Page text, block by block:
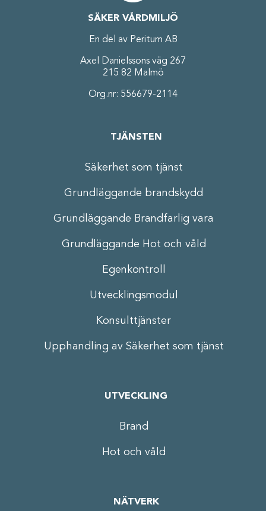
SÄKER VÅRDMILJÖ
En del av Peritum AB
Axel Danielssons väg 267
215 82 Malmö
Org.nr: 556679-2114
TJÄNSTEN
Säkerhet som tjänst
Grundläggande brandskydd
Grundläggande Brandfarlig vara
Grundläggande Hot och våld
Egenkontroll
Utvecklingsmodul
Konsulttjänster
Upphandling av Säkerhet som tjänst
UTVECKLING
Brand
Hot och våld
NÄTVERK